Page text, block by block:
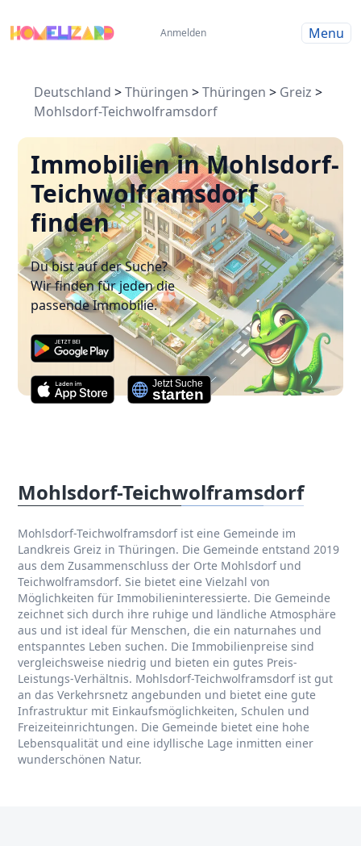
Anmelden Menu
Deutschland >Thüringen >Thüringen > Greiz >
Mohlsdorf-Teichwolframsdorf
Immobilien in Mohlsdorf-
Teichwolframsdorf
finden
Du bist auf der Suche?
Wir finden für jeden die
passende Immobilie.
Mohlsdorf-Teichwolframsdorf
Mohlsdorf-Teichwolframsdorf ist eine Gemeinde im
Landkreis Greiz in Thüringen. Die Gemeinde entstand 2019
aus dem Zusammenschluss der Orte Mohlsdorf und
Teichwolframsdorf. Sie bietet eine Vielzahl von
Möglichkeiten für Immobilieninteressierte. Die Gemeinde
zeichnet sich durch ihre ruhige und ländliche Atmosphäre
aus und ist ideal für Menschen, die ein naturnahes und
entspanntes Leben suchen. Die Immobilienpreise sind
vergleichsweise niedrig und bieten ein gutes Preis-
Leistungs-Verhältnis. Mohlsdorf-Teichwolframsdorf ist gut
an das Verkehrsnetz angebunden und bietet eine gute
Infrastruktur mit Einkaufsmöglichkeiten, Schulen und
Freizeiteinrichtungen. Die Gemeinde bietet eine hohe
Lebensqualität und eine idyllische Lage inmitten einer
wunderschönen Natur.